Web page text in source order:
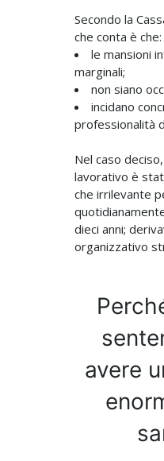
Secondo la
che conta è che:
le mansioni
marginali;
non siano
incidano
professionalità
Nel caso
lavorativo è
che irrilevante
dieci anni;
organizzativo
avere